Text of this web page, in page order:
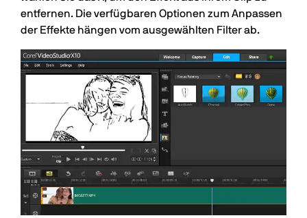
entfernen. Die verfügbaren Optionen zum Anpassen
der Effekte hängen vom ausgewählten Filter ab.